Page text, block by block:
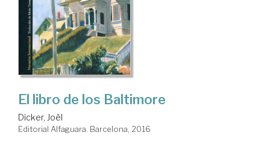
El libro de los Baltimore
Dicker, Joël
Editorial Alfaguara. Barcelona, 2016